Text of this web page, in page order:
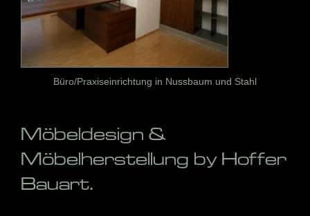
Büro/Praxiseinrichtung in Nussbaum und Stahl
Möbeldesign &
Möbelherstellung by Hoffer
Bauart.